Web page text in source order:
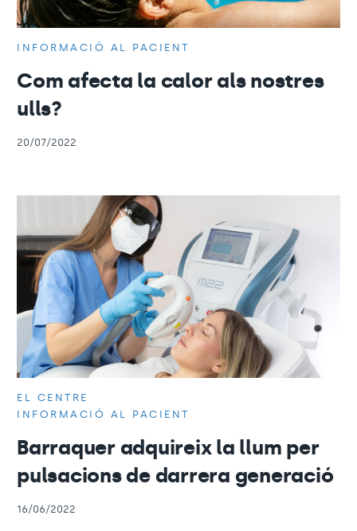
INFORMACIÓ AL PACIENT
Com afecta la calor als nostres
ulls?
20/07/2022
EL CENTRE
INFORMACIÓ AL PACIENT
Barraquer adquireix la llum per
pulsacions de darrera generació
16/06/2022